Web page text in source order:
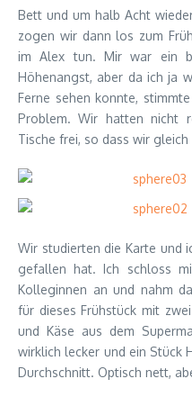
Bett und um halb Acht
zogen wir dann los zum
im Alex tun. Mir war ein
Höhenangst, aber da ich ja
Ferne sehen konnte,
Problem. Wir hatten nicht
Tische frei, so dass wir
Wir studierten die Karte und
gefallen hat. Ich schloss
Kolleginnen an und nahm
für dieses Frühstück mit
und Käse aus dem
wirklich lecker und ein Stück
Durchschnitt. Optisch nett,